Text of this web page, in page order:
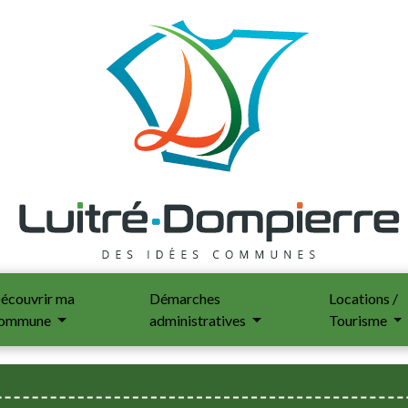
ma
Démarches
administratives
Locations /
Tourisme